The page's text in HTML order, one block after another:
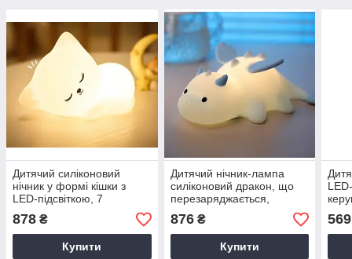
Дитячий силіконовий
нічник у формі кішки з
LED-підсвіткою, 7
кольорів, USB-зарядка,
декор для дитячої кімнати
878 ₴
Купити
Дитячий нічник-лампа
силіконовий дракон, що
перезаряджається,
сенсорне керування,
таймер, LED-підсвітка
876₴
Купити
569